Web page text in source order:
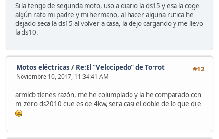
Si la tengo de segunda moto, uso a diario la ds15 y esa la coge
algún rato mi padre y mi hermano, al hacer alguna rutica he
dejado seca la ds15 al volver a casa, la dejo cargando y me llevo
la ds10.
#12
Motos eléctricas / Re:El "Velocípedo" de Torrot
Noviembre 10, 2017, 11:34:41 AM
armicb tienes razón, me he columpiado y la he comparado con
mi zero ds2010 que es de 4kw, sera casi el doble de lo que dije